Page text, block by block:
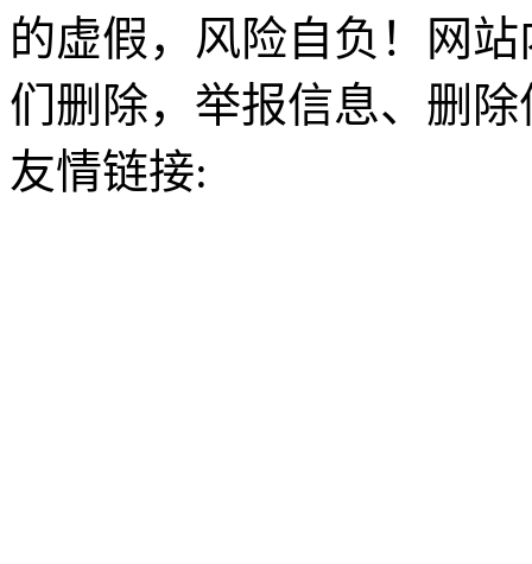
的虚假，风险自负！网
们删除，举报信息、删
友情链接: